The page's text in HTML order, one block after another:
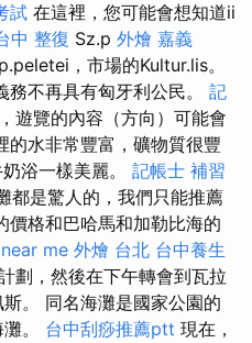
試 在這裡，您可能會想知道ii
中 整復 Sz.p 外燴 嘉義
，市場的Kultur.lis。
務不再具有匈牙利公民。 記
遊覽的內容（方向）可能會
的水非常豐富，礦物質很豐
浴一樣美麗。 記帳士 補習
都是驚人的，我們只能推薦
價格和巴哈馬和加勒比海的
me 外燴 台北 台中養生
劃，然後在下午轉會到瓦拉
。 同名海灘是國家公園的
。 台中刮痧推薦ptt 現在，